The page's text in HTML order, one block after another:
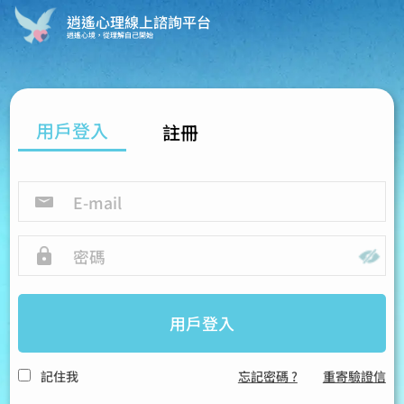
逍遙心理線上諮詢平台
逍遙心境，從理解自己開始
用戶登入 註冊
用戶登入
記住我 忘記密碼 ? 重寄驗證信